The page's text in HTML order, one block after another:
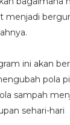
menjadi
ini akan
pola
sampah
sehari-hari